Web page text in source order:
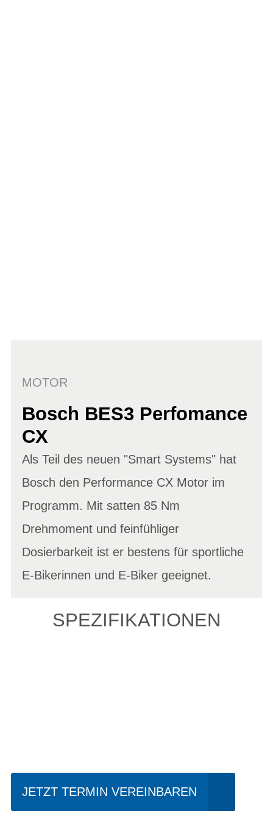
MOTOR
Bosch BES3 Perfomance
CX
Als Teil des neuen "Smart Systems" hat
Bosch den Performance CX Motor im
Programm. Mit satten 85 Nm
Drehmoment und feinfühliger
Dosierbarkeit ist er bestens für sportliche
E-Bikerinnen und E-Biker geeignet.
SPEZIFIKATIONEN
JETZT TERMIN VEREINBAREN